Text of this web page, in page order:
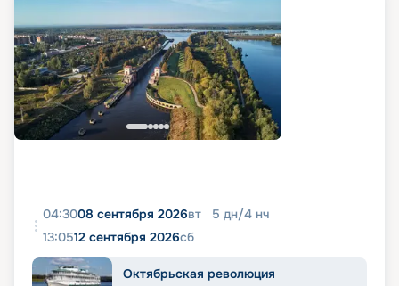
04:3008 сентября 2026вт 5 дн/4 нч
13:0512 сентября 2026сб
Октябрьская революция